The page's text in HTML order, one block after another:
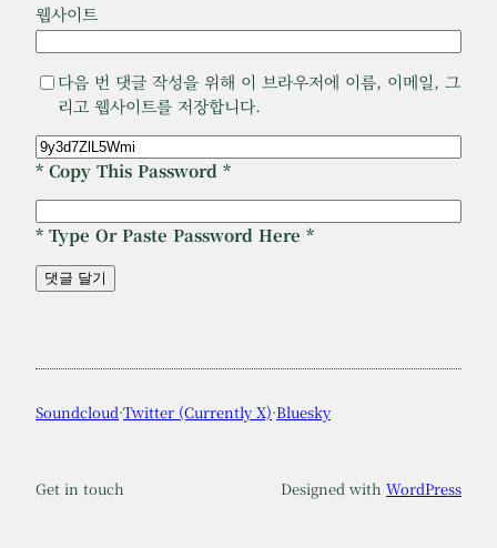
웹사이트
다음 번 댓글 작성을 위해 이 브라우저에 이름, 이메일, 그
리고 웹사이트를 저장합니다.
* Copy This Password *
* Type Or Paste Password Here *
Soundcloud·Twitter (Currently X)·Bluesky
Get in touch Designed with WordPress